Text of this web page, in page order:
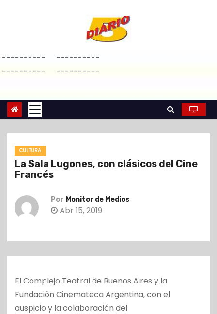
a
r
l
----------
----------
----------
----------
CULTURA
La Sala Lugones, con clásicos del Cine
Francés
Por Monitor de Medios
Abr 15, 2019
El Complejo Teatral de Buenos Aires y la
Fundación Cinemateca Argentina, con el
auspicio y la colaboración del